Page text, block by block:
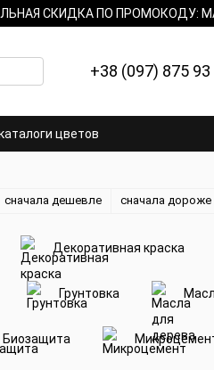
СКИДКА ПО ПРОМОКОДУ:
+38 (097) 875 93
цветов
сначала дешевле сначала дороже
Декоративная краска
Грунтовка
Биозащита